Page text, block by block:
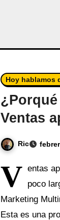
Hoy hablamos
Ventas
Ric
V entas
poco
Marketing
Esta es una